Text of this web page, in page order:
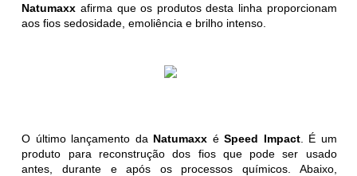
Natumaxx afirma que os produtos desta linha proporcionam
aos fios sedosidade, emoliência e brilho intenso.
O último lançamento da Natumaxx éSpeed Impact. É um
produto para reconstrução dos fios que pode ser usado
antes, durante e após os processos químicos. Abaixo,